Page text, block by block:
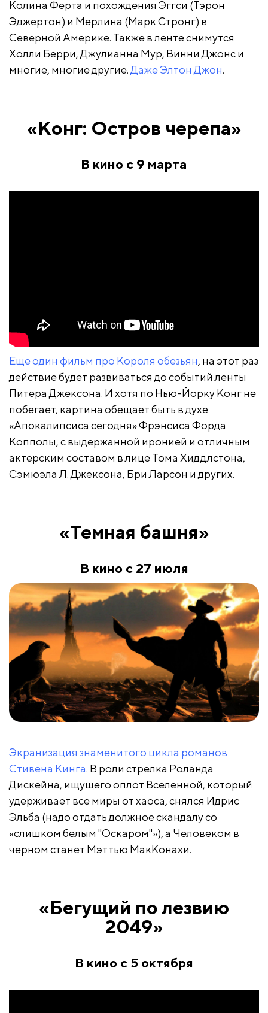
Колина Ферта и похождения Эггси (Тэрон
Эджертон) и Мерлина (Марк Стронг) в
Северной Америке. Также в ленте снимутся
Холли Берри, Джулианна Мур, Винни Джонс и
многие, многие другие.Даже Элтон Джон.
«Конг: Остров черепа»
В кино с 9 марта
Еще один фильм про Короля обезьян, на этот раз
действие будет развиваться до событий ленты
Питера Джексона. И хотя по Нью-Йорку Конг не
побегает, картина обещает быть в духе
«Апокалипсиса сегодня» Фрэнсиса Форда
Копполы, с выдержанной иронией и отличным
актерским составом в лице Тома Хиддлстона,
Сэмюэла Л. Джексона, Бри Ларсон и других.
«Темная башня»
В кино с 27 июля
Экранизация знаменитого цикла романов
Стивена Кинга. В роли стрелка Роланда
Дискейна, ищущего оплот Вселенной, который
удерживает все миры от хаоса, снялся Идрис
Эльба (надо отдать должное скандалу со
«слишком белым "Оскаром"»), а Человеком в
черном станет Мэттью МакКонахи.
«Бегущий по лезвию
2049»
В кино с 5 октября